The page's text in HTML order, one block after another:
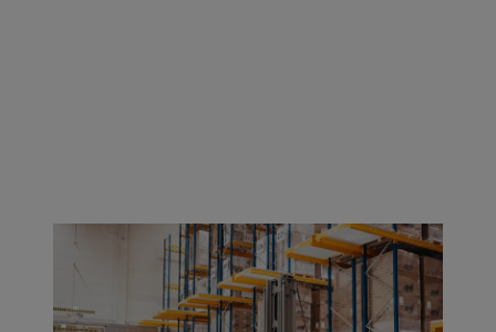
Akku-produkter og alt STIHL elværktøj, der fremstilles på STIHL
Tirols produktionssted, opbevares på STIHL Gruppens største
logistiklager, hvorfra de leveres til alle STIHLs salgsselskaber og
STIHL-forhandlere i hele verden - primært i Tyskland, Frankrig og
Benelux-landene.